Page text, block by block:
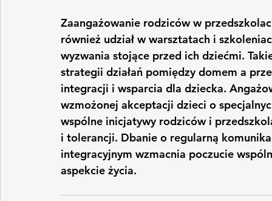
Zaangażowanie rodziców w
również udział w warsztatach i
wyzwania stojące przed ich dziećmi.
strategii działań pomiędzy domem a
integracji i wsparcia dla dziecka.
wzmożonej akceptacji dzieci o
wspólne inicjatywy rodziców i
i tolerancji. Dbanie o regularną
integracyjnym wzmacnia poczucie
aspekcie życia.